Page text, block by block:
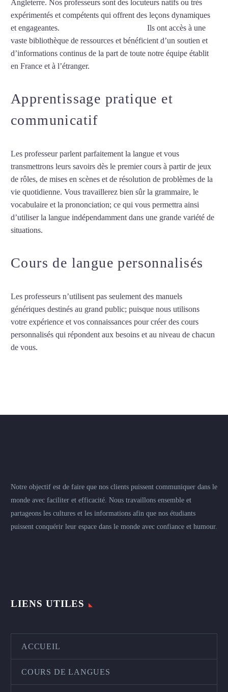
Angleterre. Nos professeurs sont des locuteurs natifs ou très
expérimentés et compétents qui offrent des leçons dynamiques
et engageantes.
Ils ont accès à une
vaste bibliothèque de ressources et bénéficient d’un soutien et
d’informations continus de la part de toute notre équipe établit
en France et à l’étranger.
Apprentissage pratique et
communicatif
Les professeur parlent parfaitement la langue et vous
transmettrons leurs savoirs dès le premier cours à partir de jeux
de rôles, de mises en scènes et de résolution de problèmes de la
vie quotidienne. Vous travaillerez bien sûr la grammaire, le
vocabulaire et la prononciation; ce qui vous permettra ainsi
d’utiliser la langue indépendamment dans une grande variété de
situations.
Cours de langue personnalisés
Les professeurs n’utilisent pas seulement des manuels
génériques destinés au grand public; puisque nous utilisons
votre expérience et vos connaissances pour créer des cours
personnalisés qui répondent aux besoins et au niveau de chacun
de vous.
Notre objectif est de faire que nos clients puissent communiquer dans le
monde avec faciliter et efficacité. Nous travaillons ensemble et
partageons les cultures et les informations afin que nos étudiants
puissent conquérir leur espace dans le monde avec confiance et humour.
LIENS UTILES
ACCUEIL
COURS DE LANGUES